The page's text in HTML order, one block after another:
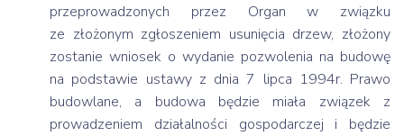
przeprowadzonych przez Organ w związku
ze złożonym zgłoszeniem usunięcia drzew, złożony
zostanie wniosek o wydanie pozwolenia na budowę
na podstawie ustawy z dnia 7 lipca 1994r. Prawo
budowlane, a budowa będzie miała związek z
prowadzeniem działalności gospodarczej i będzie